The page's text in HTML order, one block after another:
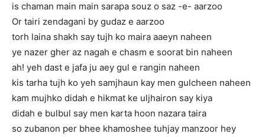
is chaman main main sarapa souz o saz -e- aarzoo
Or tairi zendagani by gudaz e aarzoo
torh laina shakh say tujh ko maira aaeyn naheen
ye nazer gher az nagah e chasm e soorat bin naheen
ah! yeh dast e jafa ju aey gul e rangin naheen
kis tarha tujh ko yeh samjhaun kay men gulcheen naheen
kam mujhko didah e hikmat ke uljhairon say kiya
didah e bulbul say men karta hoon nazara taira
so zubanon per bhee khamoshee tuhjay manzoor hey